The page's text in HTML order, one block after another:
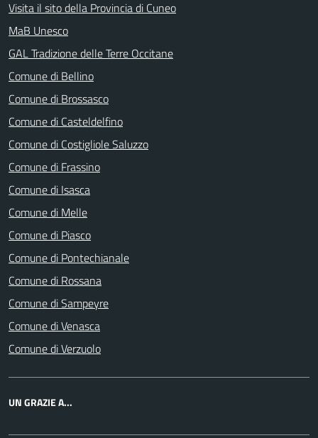
Visita il sito della Provincia di Cuneo
MaB Unesco
GAL Tradizione delle Terre Occitane
Comune di Bellino
Comune di Brossasco
Comune di Casteldelfino
Comune di Costigliole Saluzzo
Comune di Frassino
Comune di Isasca
Comune di Melle
Comune di Piasco
Comune di Pontechianale
Comune di Rossana
Comune di Sampeyre
Comune di Venasca
Comune di Verzuolo
UN GRAZIE A...